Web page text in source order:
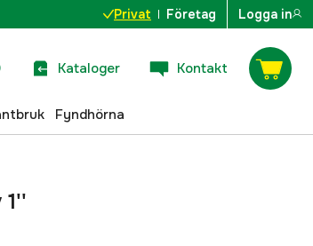
Privat Företag Logga in
Kataloger Kontakt
Fyndhörna